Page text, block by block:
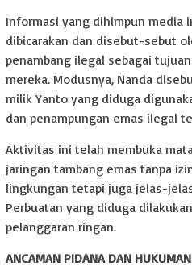
Informasi yang dihimpun media
dibicarakan dan disebut-sebut
penambang ilegal sebagai
mereka. Modusnya, Nanda
milik Yanto yang diduga
dan penampungan emas ilegal
Aktivitas ini telah membuka
jaringan tambang emas tanpa
lingkungan tetapi juga jelas-
Perbuatan yang diduga
pelanggaran ringan.
ANCAMAN PIDANA DAN